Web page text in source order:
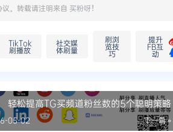
议。转载请注明来自 买粉呀！
TikTok
刷播放
社交媒
体刷量
刷浏
览技
巧
提升
FB互
动
轻松提高TG买频道粉丝数的5个聪明策略
下一篇 »
05-02